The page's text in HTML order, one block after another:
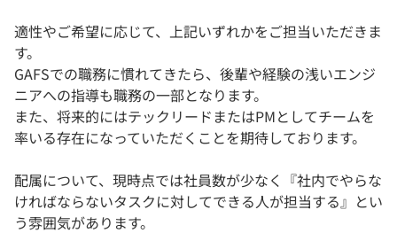
適性やご希望に応じて、上記いずれかをご担当いただきま
す。
GAFSでの職務に慣れてきたら、後輩や経験の浅いエンジ
ニアへの指導も職務の一部となります。
また、将来的にはテックリードまたはPMとしてチームを
率いる存在になっていただくことを期待しております。
配属について、現時点では社員数が少なく『社内でやらな
ければならないタスクに対してできる人が担当する』とい
う雰囲気があります。